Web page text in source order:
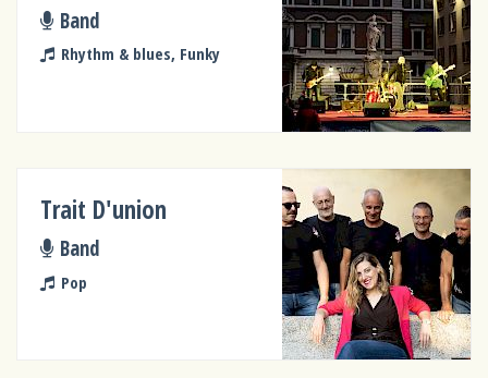
Band
Rhythm & blues, Funky
Trait D'union
Band
Pop